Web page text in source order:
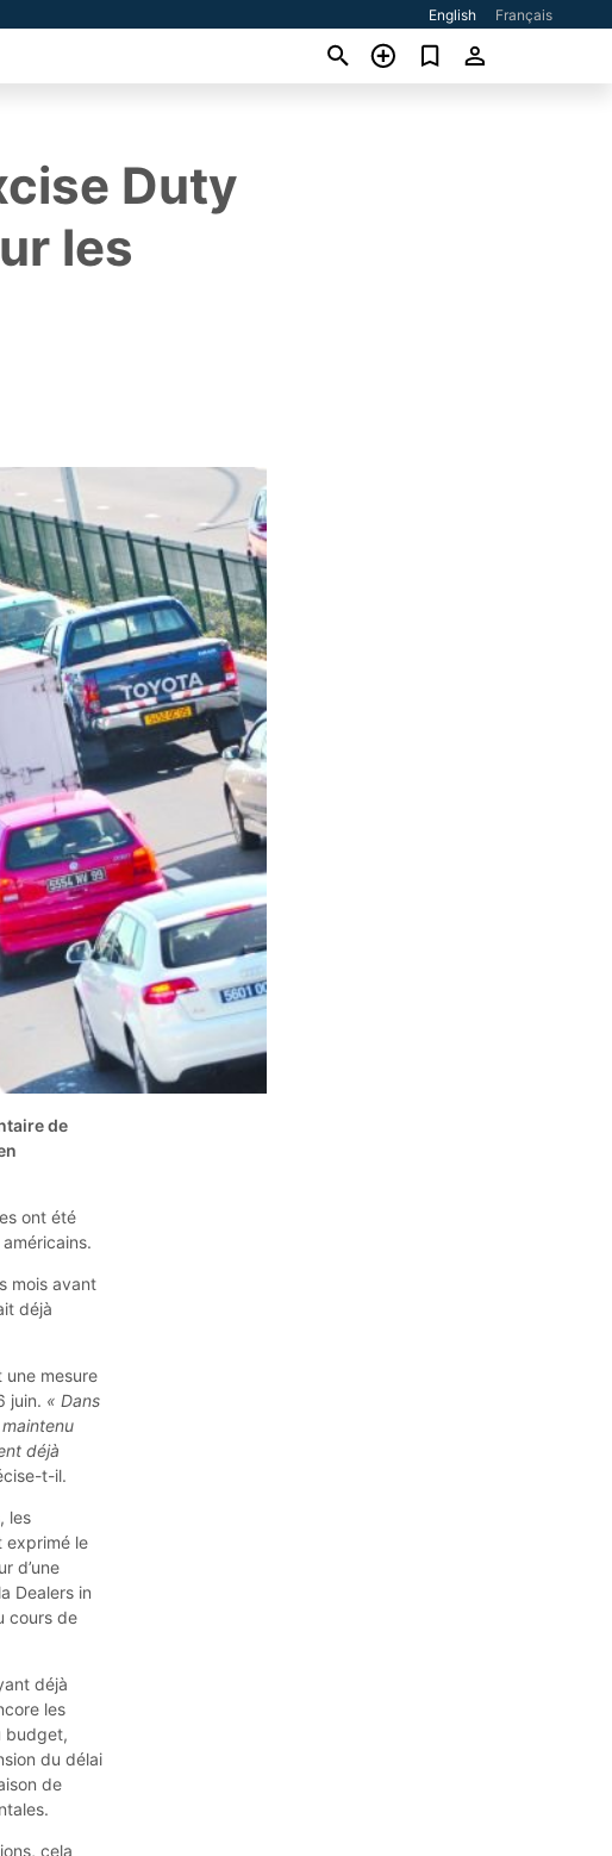
English Français
Duty
les
de
ont été
mois avant
déjà
une mesure
juin. « Dans
déjà
t-il.
les
exprimé le
d’une
Dealers in
cours de
déjà
les
budget,
du délai
de
cela